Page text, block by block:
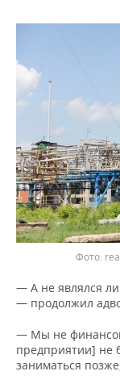
— А не являлся
— продолжил
— Мы не
предприятии] не
заниматься